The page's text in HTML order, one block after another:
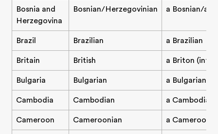
Bosnia and
Herzegovina
Bosnian/Herzegovinian a Bosnian/a
Brazil Brazilian a Brazilian
Britain British a Briton
Bulgaria Bulgarian a Bulgarian
Cambodia Cambodian a Cambodian
Cameroon Cameroonian a